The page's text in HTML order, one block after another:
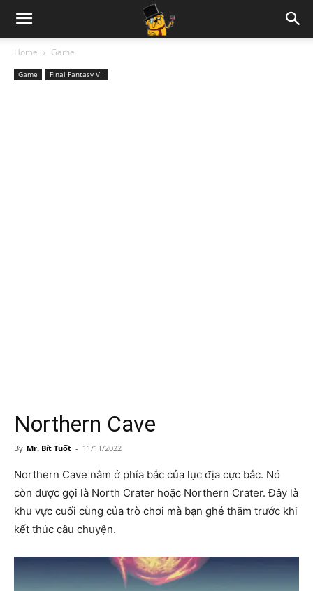
Home Game
Game Final Fantasy VII
Northern Cave
By Mr. Bít Tuốt - 11/11/2022
Northern Cave nằm ở phía bắc của lục địa cực bắc. Nó
còn được gọi là North Crater hoặc Northern Crater. Đây là
khu vực cuối cùng của trò chơi mà bạn ghé thăm trước khi
kết thúc câu chuyện.